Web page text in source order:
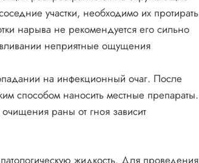
участки, необходимо их протирать
нарыва не рекомендуется его сильно
неприятные ощущения
на инфекционный очаг. После
способом наносить местные препараты.
раны от гноя зависит
жидкость. Для проведения